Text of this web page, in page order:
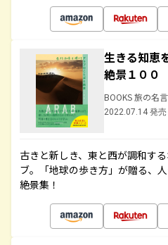
生きる知恵
絶景１００
BOOKS 旅の名
2022.07.14 発売
古きと新しき、東と西が調和す
ブ。「地球の歩き方」が贈る、
絶景集！